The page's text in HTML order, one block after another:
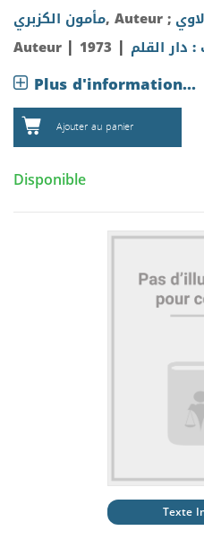
مأمون الكزبري, Auteur ;
Auteur | : دار القلم |
1973
Plus d'information...
Ajouter au panier
Disponible
Texte